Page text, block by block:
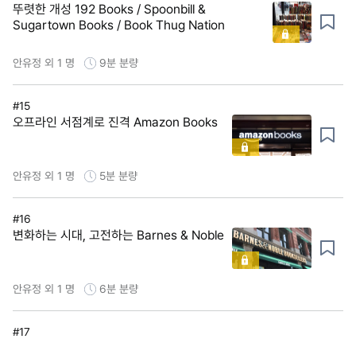
뚜렷한 개성 192 Books / Spoonbill &
Sugartown Books / Book Thug Nation
안유정 외 1 명 9분 분량
#15
오프라인 서점계로 진격 Amazon Books
안유정 외 1 명 5분 분량
#16
변화하는 시대, 고전하는 Barnes & Noble
안유정 외 1 명 6분 분량
#17